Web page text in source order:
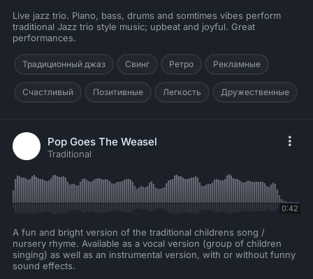
Live jazz trio. Piano, bass, drums and somtimes vibes perform
traditional Jazz trio style music; upbeat and joyful. Great
performances.
Традиционный джаз Свинг Ретро Рекламные
Счастливый Позитивные Легкость Дружественные
Pop Goes The Weasel
Traditional
0:42
A fun and bright version of the traditional childrens song /
nursery rhyme. Available as a vocal version (group of children
singing) as well as an instrumental version, with or without funny
sound effects.